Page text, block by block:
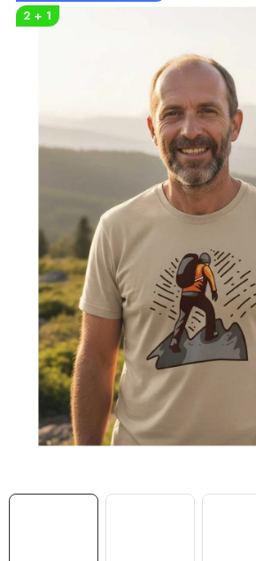
VLASTNÍ MOTIV
OKAMŽITĚ K ODBĚRU
MÁM SRDCE POMÁHÁM
VÁNOCE
PROVIZNÍ SYSTÉM
O nás Časté otázky
Doprava a platba
Obchodní podmínky
Zásady zpracování ochrany osobních údajů
2 + 1